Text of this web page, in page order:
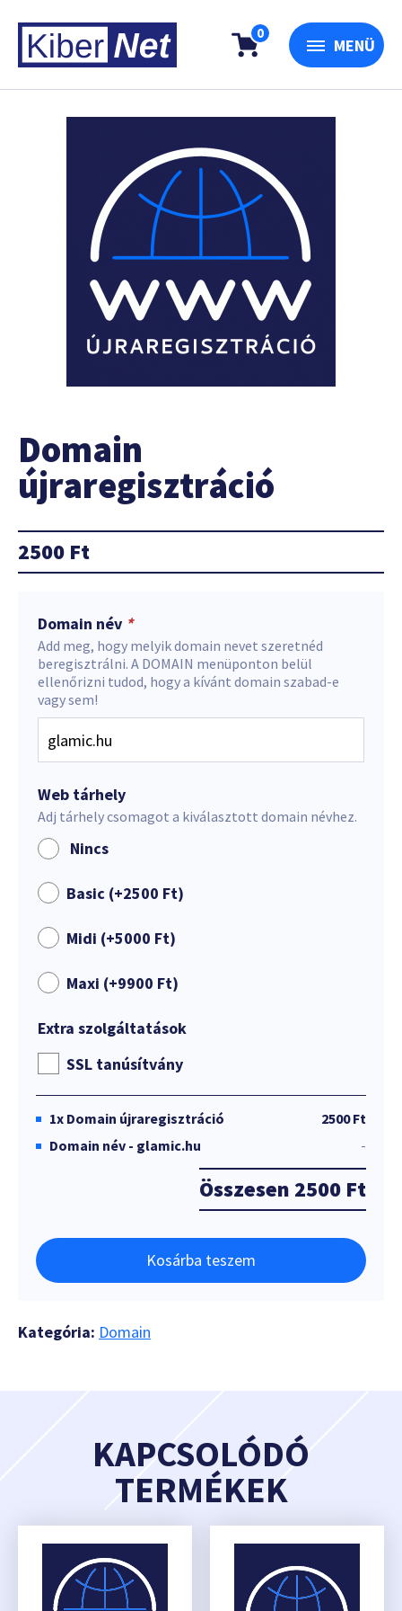
0
MENÜ
Domain
újraregisztráció
2500 Ft
Domain név *
Add meg, hogy melyik domain nevet szeretnéd
beregisztrálni. A DOMAIN menüponton belül
ellenőrizni tudod, hogy a kívánt domain szabad-e
vagy sem!
Web tárhely
Adj tárhely csomagot a kiválasztott domain névhez.
Nincs
Basic (+2500 Ft)
Midi (+5000 Ft)
Maxi (+9900 Ft)
Extra szolgáltatások
SSL tanúsítvány
1x Domain újraregisztráció
2500 Ft
Domain név - glamic.hu
-
Összesen 2500 Ft
Kosárba teszem
Kategória: Domain
KAPCSOLÓDÓ
TERMÉKEK